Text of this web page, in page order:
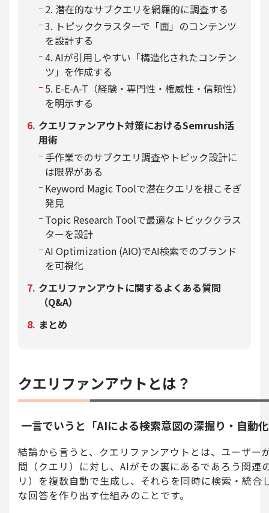
2. 潜在的なサブクエリを網羅的に調査する
3. トピッククラスターで「面」のコンテンツ
を設計する
4. AIが引用しやすい「構造化されたコンテン
ツ」を作成する
5. E-E-A-T（経験・専門性・権威性・信頼性）
を明示する
クエリファンアウト対策におけるSemrush活
用術
手作業でのサブクエリ調査やトピック設計に
は限界がある
Keyword Magic Toolで潜在クエリを根こそぎ
発見
Topic Research Toolで最適なトピッククラス
ターを設計
AI Optimization (AIO)でAI検索でのブランド
を可視化
クエリファンアウトに関するよくある質問
（Q&A）
まとめ
クエリファンアウトとは？
一言でいうと「AIによる検索意図の深掘り・自動
結論から言うと、クエリファンアウトとは、ユーザー
問（クエリ）に対し、AIがその裏にあるであろう関連
リ）を複数自動で生成し、それらを同時に検索・統合
な回答を作り出す仕組みのことです。